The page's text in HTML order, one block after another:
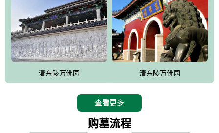
区建设中寻求陵园建设与景区建设的有机融合，充分发挥独一无二
的地形优势，打造现代艺术园林，建设旅游景观、寺庙、酒店等综
合服务设施，服务于陵园经营，使企业的多元化经营项目相互依
托、相互促进，园区绿化覆盖率达90%。
设计建造各种墓地墓位3万个；主体建筑金宝塔，墓位容量8万个，
能适应不同消费阶层的需求，为客户提供墓碑设计制作服务、特色
清东陵万佛园 清东陵万佛园
查看更多
购墓流程